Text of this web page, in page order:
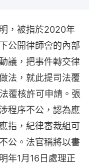
，被指於2020年
公開律師會的內部
議，把事件轉交律
法，就此提司法覆
覆核許可申請。張
程序不公，認為應
指，紀律審裁組可
公。法官稱將以書
年1月16日處理正